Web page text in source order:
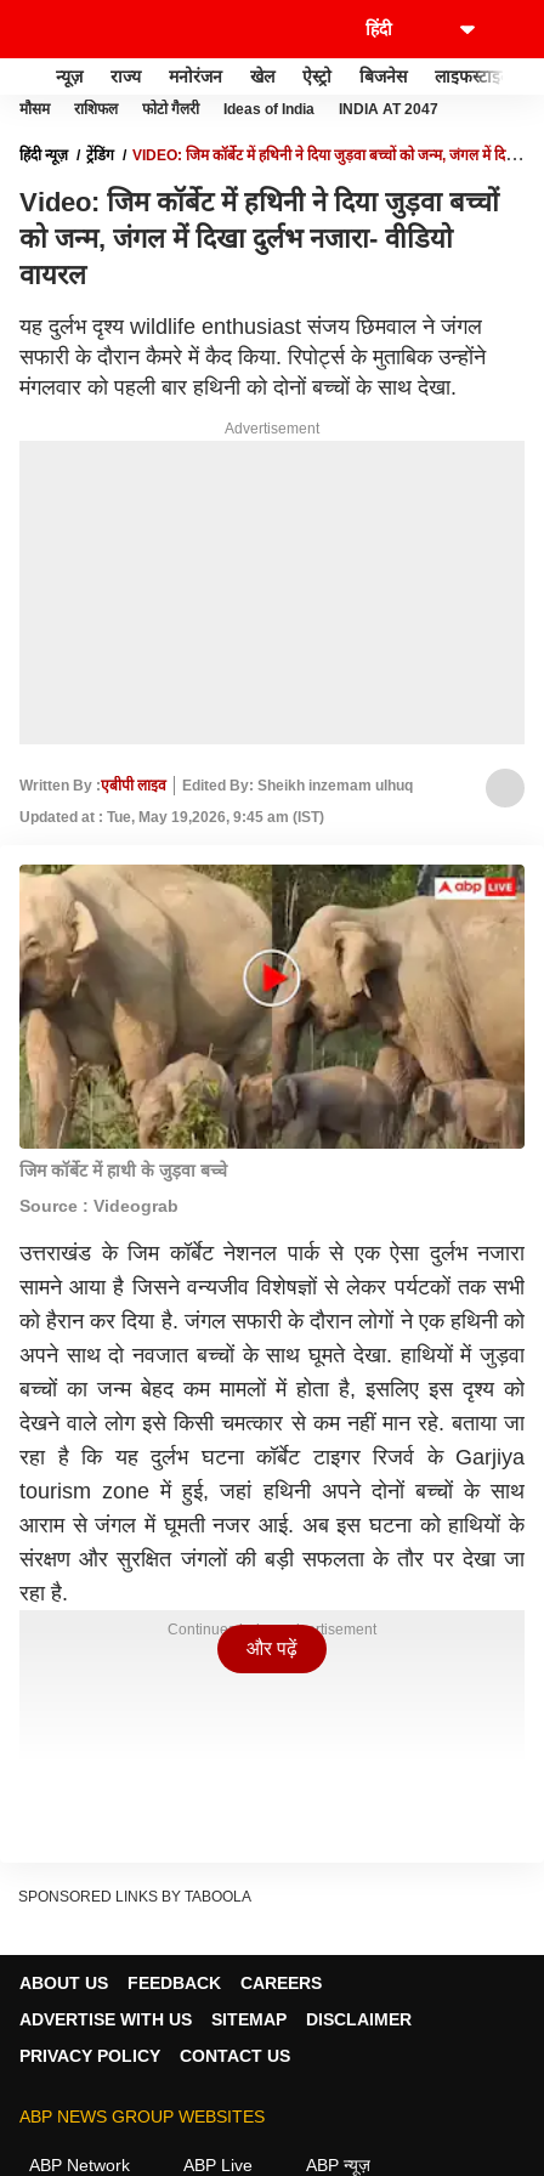
न्यूज़ राज्य मनोरंजन खेल ऐस्ट्रो बिजनेस लाइफस्टाइल
मौसम राशिफल फोटो गैलरी Ideas of India INDIA AT 2047
हिंदी न्यूज़ ट्रेंडिंग
VIDEO: जिम कॉर्बेट में हथिनी ने दिया जुड़वा बच्चों को जन्म, जंगल में दिखा
Video: जिम कॉर्बेट में हथिनी ने दिया जुड़वा बच्चों
को जन्म, जंगल में दिखा दुर्लभ नजारा- वीडियो
वायरल
यह दुर्लभ दृश्य wildlife enthusiast संजय छिमवाल ने जंगल
सफारी के दौरान कैमरे में कैद किया. रिपोर्ट्स के मुताबिक उन्होंने
मंगलवार को पहली बार हथिनी को दोनों बच्चों के साथ देखा.
Advertisement
Written By :एबीपी लाइव
Edited By: Sheikh inzemam ulhuq
Updated at : Tue, May 19,2026, 9:45 am (IST)
जिम कॉर्बेट में हाथी के जुड़वा बच्चे
Source : Videograb
उत्तराखंड के जिम कॉर्बेट नेशनल पार्क से एक ऐसा दुर्लभ नजारा
सामने आया है जिसने वन्यजीव विशेषज्ञों से लेकर पर्यटकों तक सभी
को हैरान कर दिया है. जंगल सफारी के दौरान लोगों ने एक हथिनी को
अपने साथ दो नवजात बच्चों के साथ घूमते देखा. हाथियों में जुड़वा
बच्चों का जन्म बेहद कम मामलों में होता है, इसलिए इस दृश्य को
देखने वाले लोग इसे किसी चमत्कार से कम नहीं मान रहे. बताया जा
रहा है कि यह दुर्लभ घटना कॉर्बेट टाइगर रिजर्व के Garjiya
tourism zone में हुई, जहां हथिनी अपने दोनों बच्चों के साथ
आराम से जंगल में घूमती नजर आई. अब इस घटना को हाथियों के
संरक्षण और सुरक्षित जंगलों की बड़ी सफलता के तौर पर देखा जा
रहा है.
Continues below advertisement
और पढ़ें
SPONSORED LINKS BY TABOOLA
ABOUT US FEEDBACK
CAREERS
ADVERTISE WITH US
SITEMAP
DISCLAIMER
PRIVACY POLICY
CONTACT US
ABP NEWS GROUP WEBSITES
ABP Network ABP Live ABP न्यूज़